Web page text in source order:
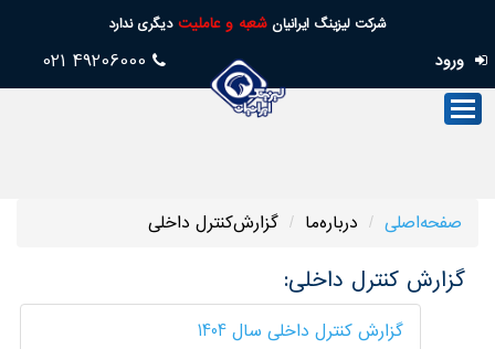
شرکت لیزینگ ایرانیان شعبه و عاملیتدیگری ندارد
ورود
صفحه‌اصلی
خدمات
پس
صفحه‌اصلی درباره‌ما گزارش‌کنترل داخلی
گزارش کنترل داخلی:
گزارش کنترل داخلی سال 1404